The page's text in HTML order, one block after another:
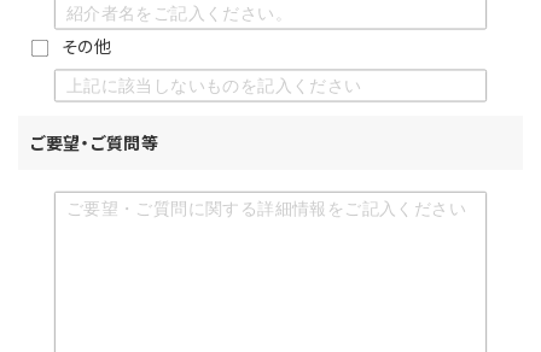
その他
ご要望・ご質問等